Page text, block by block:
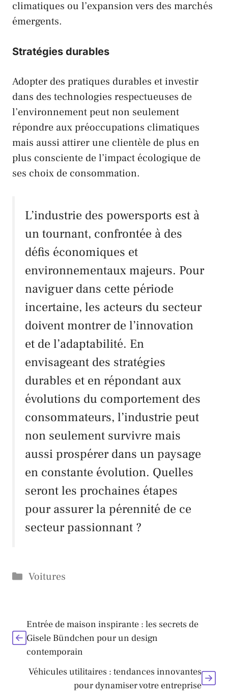
climatiques ou l’expansion vers des marchés
émergents.
Stratégies durables
Adopter des pratiques durables et investir
dans des technologies respectueuses de
l’environnement peut non seulement
répondre aux préoccupations climatiques
mais aussi attirer une clientèle de plus en
plus consciente de l’impact écologique de
ses choix de consommation.
L’industrie des powersports est à
un tournant, confrontée à des
défis économiques et
environnementaux majeurs. Pour
naviguer dans cette période
incertaine, les acteurs du secteur
doivent montrer de l’innovation
et de l’adaptabilité. En
envisageant des stratégies
durables et en répondant aux
évolutions du comportement des
consommateurs, l’industrie peut
non seulement survivre mais
aussi prospérer dans un paysage
en constante évolution. Quelles
seront les prochaines étapes
pour assurer la pérennité de ce
secteur passionnant ?
Catégories
Voitures
Entrée de maison inspirante : les secrets de
Gisele Bündchen pour un design
contemporain
Véhicules utilitaires : tendances innovantes
pour dynamiser votre entreprise